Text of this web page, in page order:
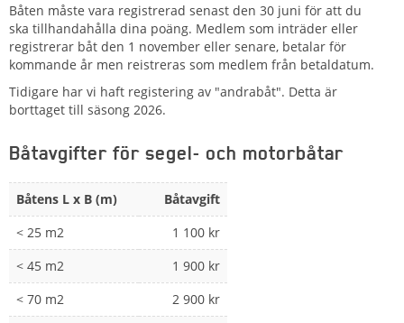
Båten måste vara registrerad senast den 30 juni för att du
ska tillhandahålla dina poäng. Medlem som inträder eller
registrerar båt den 1 november eller senare, betalar för
kommande år men reistreras som medlem från betaldatum.
Tidigare har vi haft registering av "andrabåt". Detta är
borttaget till säsong 2026.
Båtavgifter för segel- och motorbåtar
Båtens L x B (m)
Båtavgift
< 25 m2
1 100 kr
< 45 m2
1 900 kr
< 70 m2
2 900 kr